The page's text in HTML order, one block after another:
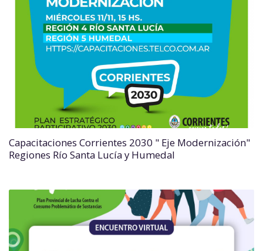
Capacitaciones Corrientes 2030 " Eje Modernización"
Regiones Río Santa Lucía y Humedal